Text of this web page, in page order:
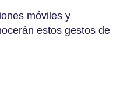
móviles y
estos gestos de